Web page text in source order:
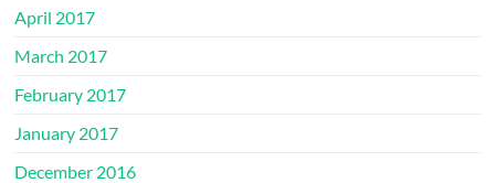
April 2017
March 2017
February 2017
January 2017
December 2016